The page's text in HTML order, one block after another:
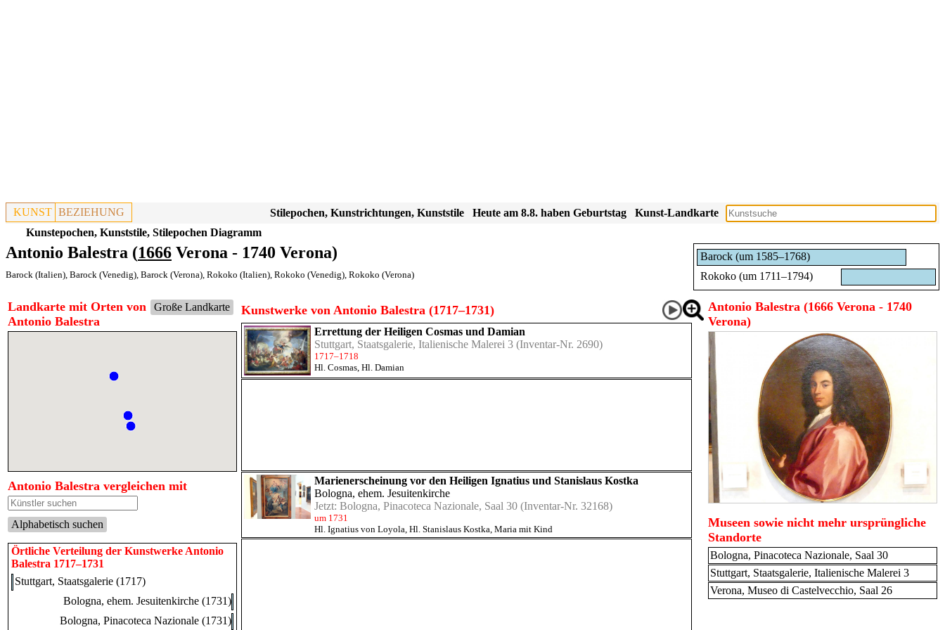
KUNST BEZIEHUNG Kunst-Landkarte
Heute am 8.8. haben Geburtstag
Stilepochen, Kunstrichtungen, Kunststile
Kunstepochen, Kunststile, Stilepochen Diagramm
Barock (um 1585–1768)
Rokoko (um 1711–1794)
Antonio Balestra (1666 Verona - 1740 Verona)
Barock (Italien), Barock (Venedig), Barock (Verona), Rokoko (Italien), Rokoko (Venedig), Rokoko (Verona)
Große Landkarte
Landkarte mit Orten von
Antonio Balestra
Antonio Balestra vergleichen mit
Alphabetisch suchen
Örtliche Verteilung der Kunstwerke Antonio
Balestra 1717–1731
Stuttgart, Staatsgalerie (1717)
Bologna, ehem. Jesuitenkirche (1731)
Bologna, Pinacoteca Nazionale (1731)
Kunstwerke von Antonio Balestra (1717–1731)
Errettung der Heiligen Cosmas und Damian
Stuttgart, Staatsgalerie, Italienische Malerei 3 (Inventar-Nr. 2690)
1717–1718
Hl. Cosmas, Hl. Damian
Marienerscheinung vor den Heiligen Ignatius und Stanislaus Kostka
Bologna, ehem. Jesuitenkirche
Jetzt: Bologna, Pinacoteca Nazionale, Saal 30 (Inventar-Nr. 32168)
um 1731
Hl. Ignatius von Loyola, Hl. Stanislaus Kostka, Maria mit Kind
Antonio Balestra (1666 Verona - 1740
Verona)
Museen sowie nicht mehr ursprüngliche
Standorte
Bologna, Pinacoteca Nazionale, Saal 30
Stuttgart, Staatsgalerie, Italienische Malerei 3
Verona, Museo di Castelvecchio, Saal 26